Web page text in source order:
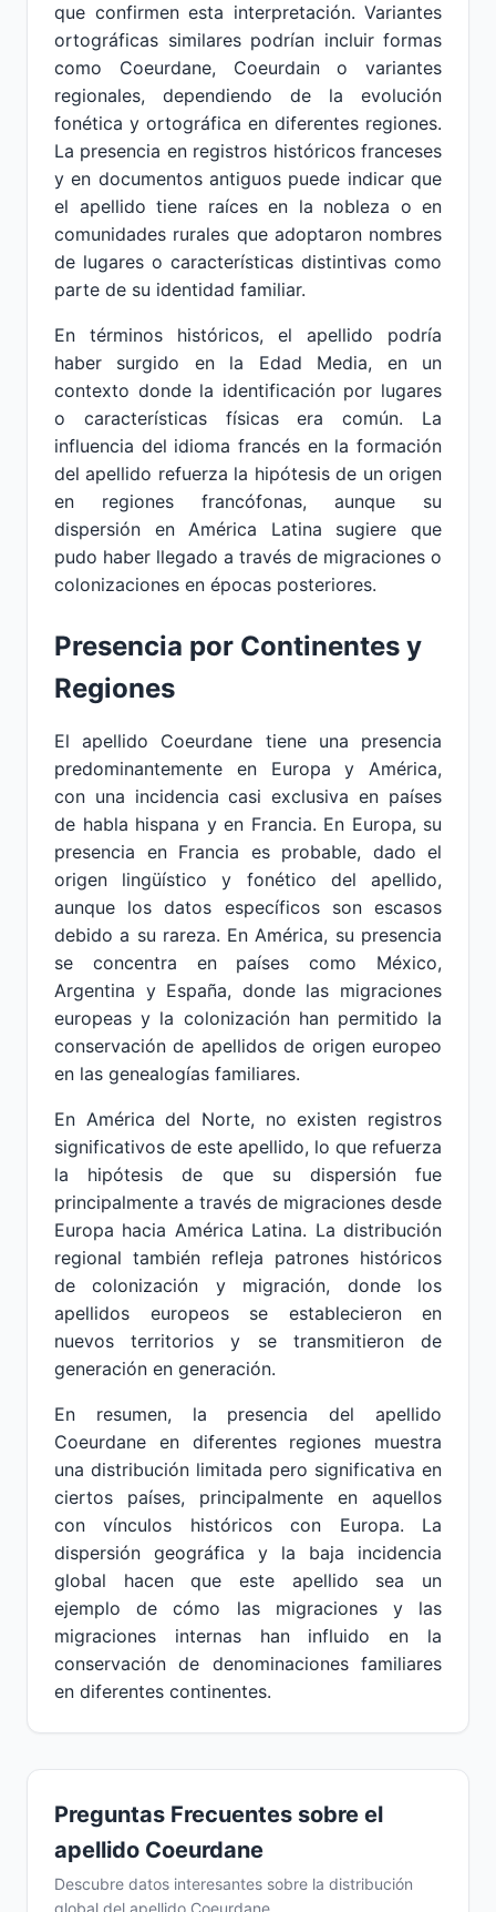
que confirmen esta interpretación. Variantes
ortográficas similares podrían incluir formas
como Coeurdane, Coeurdain o variantes
regionales, dependiendo de la evolución
fonética y ortográfica en diferentes regiones.
La presencia en registros históricos franceses
y en documentos antiguos puede indicar que
el apellido tiene raíces en la nobleza o en
comunidades rurales que adoptaron nombres
de lugares o características distintivas como
parte de su identidad familiar.
En términos históricos, el apellido podría
haber surgido en la Edad Media, en un
contexto donde la identificación por lugares
o características físicas era común. La
influencia del idioma francés en la formación
del apellido refuerza la hipótesis de un origen
en regiones francófonas, aunque su
dispersión en América Latina sugiere que
pudo haber llegado a través de migraciones o
colonizaciones en épocas posteriores.
Presencia por Continentes y
Regiones
El apellido Coeurdane tiene una presencia
predominantemente en Europa y América,
con una incidencia casi exclusiva en países
de habla hispana y en Francia. En Europa, su
presencia en Francia es probable, dado el
origen lingüístico y fonético del apellido,
aunque los datos específicos son escasos
debido a su rareza. En América, su presencia
se concentra en países como México,
Argentina y España, donde las migraciones
europeas y la colonización han permitido la
conservación de apellidos de origen europeo
en las genealogías familiares.
En América del Norte, no existen registros
significativos de este apellido, lo que refuerza
la hipótesis de que su dispersión fue
principalmente a través de migraciones desde
Europa hacia América Latina. La distribución
regional también refleja patrones históricos
de colonización y migración, donde los
apellidos europeos se establecieron en
nuevos territorios y se transmitieron de
generación en generación.
En resumen, la presencia del apellido
Coeurdane en diferentes regiones muestra
una distribución limitada pero significativa en
ciertos países, principalmente en aquellos
con vínculos históricos con Europa. La
dispersión geográfica y la baja incidencia
global hacen que este apellido sea un
ejemplo de cómo las migraciones y las
migraciones internas han influido en la
conservación de denominaciones familiares
en diferentes continentes.
Preguntas Frecuentes sobre el
apellido Coeurdane
Descubre datos interesantes sobre la distribución
global del apellido Coeurdane